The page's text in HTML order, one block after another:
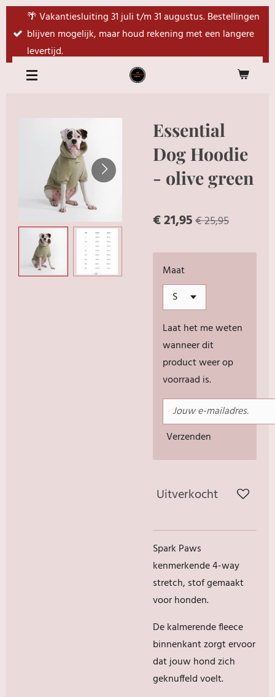
direct
de
hoofdinhoud
🌴 Vakantiesluiting 31 juli t/m 31 augustus. Bestellingen
blijven mogelijk, maar houd rekening met een langere
levertijd.
Essential
Dog Hoodie
- olive green
€ 21,95€ 25,95
Maat
Laat het me weten
wanneer dit
product weer op
voorraad is.
Verzenden
Uitverkocht
Spark Paws
kenmerkende 4-way
stretch, stof gemaakt
voor honden.
De kalmerende fleece
binnenkant zorgt ervoor
dat jouw hond zich
geknuffeld voelt.